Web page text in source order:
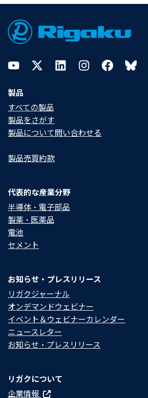
Footer
YouTubeTwitterLinkedInInstagramFacebookBluesky
製品
すべての製品
製品をさがす
製品について問い合わせる​
製品売買約款
代表的な産業分野
半導体・電子部品
製薬・医薬品
電池
セメント
お知らせ・プレスリリース
リガクジャーナル
オンデマンドウェビナー
イベント＆ウェビナーカレンダー
ニュースレター
お知らせ・プレスリリース
リガクについて
企業情報